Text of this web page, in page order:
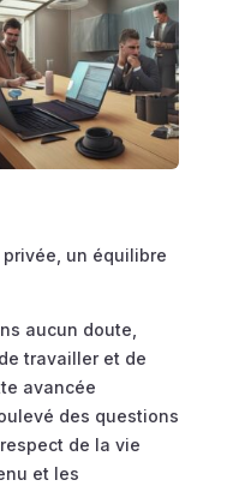
un équilibre
aucun doute,
travailler et de
avancée
des questions
de la vie
et les